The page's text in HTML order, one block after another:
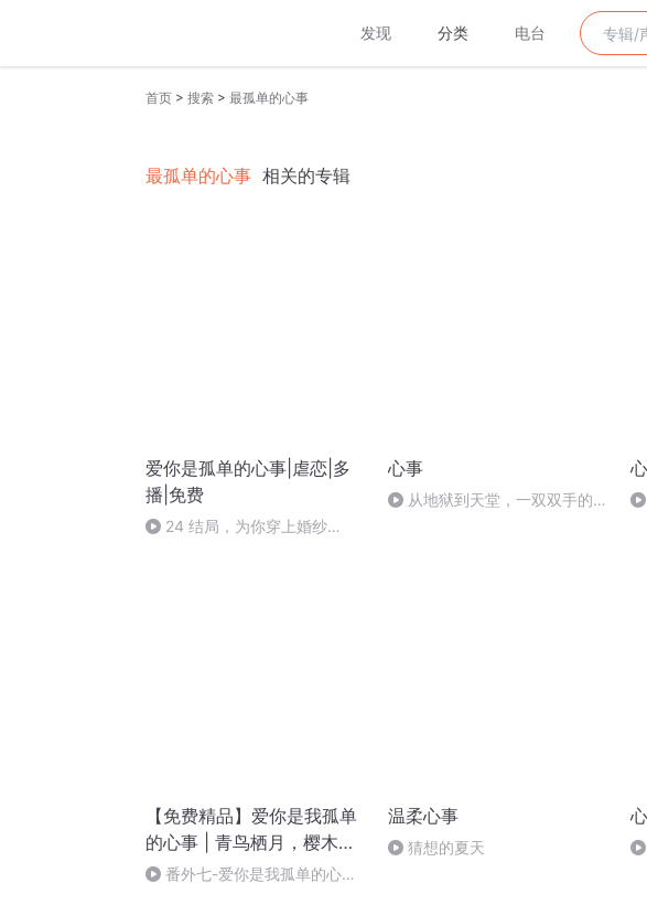
发现 分类 电台
首页 > 搜索 > 最孤单的心事
最孤单的心事 相关的专辑
爱你是孤单的心事|虐恋|多
播|免费
24 结局，为你穿上婚纱
心事
从地狱到天堂，一双双手的接
【免费精品】爱你是我孤单
的心事 | 青鸟栖月，樱木演
播 番外七-爱你是我孤单的心事-
温柔心事
猜想的夏天